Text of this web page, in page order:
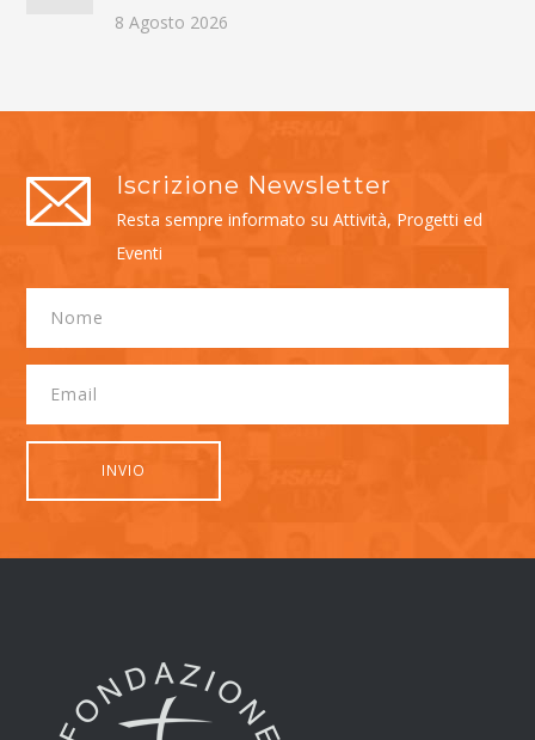
8 Agosto 2026
Iscrizione Newsletter
Resta sempre informato su Attività, Progetti ed
Eventi